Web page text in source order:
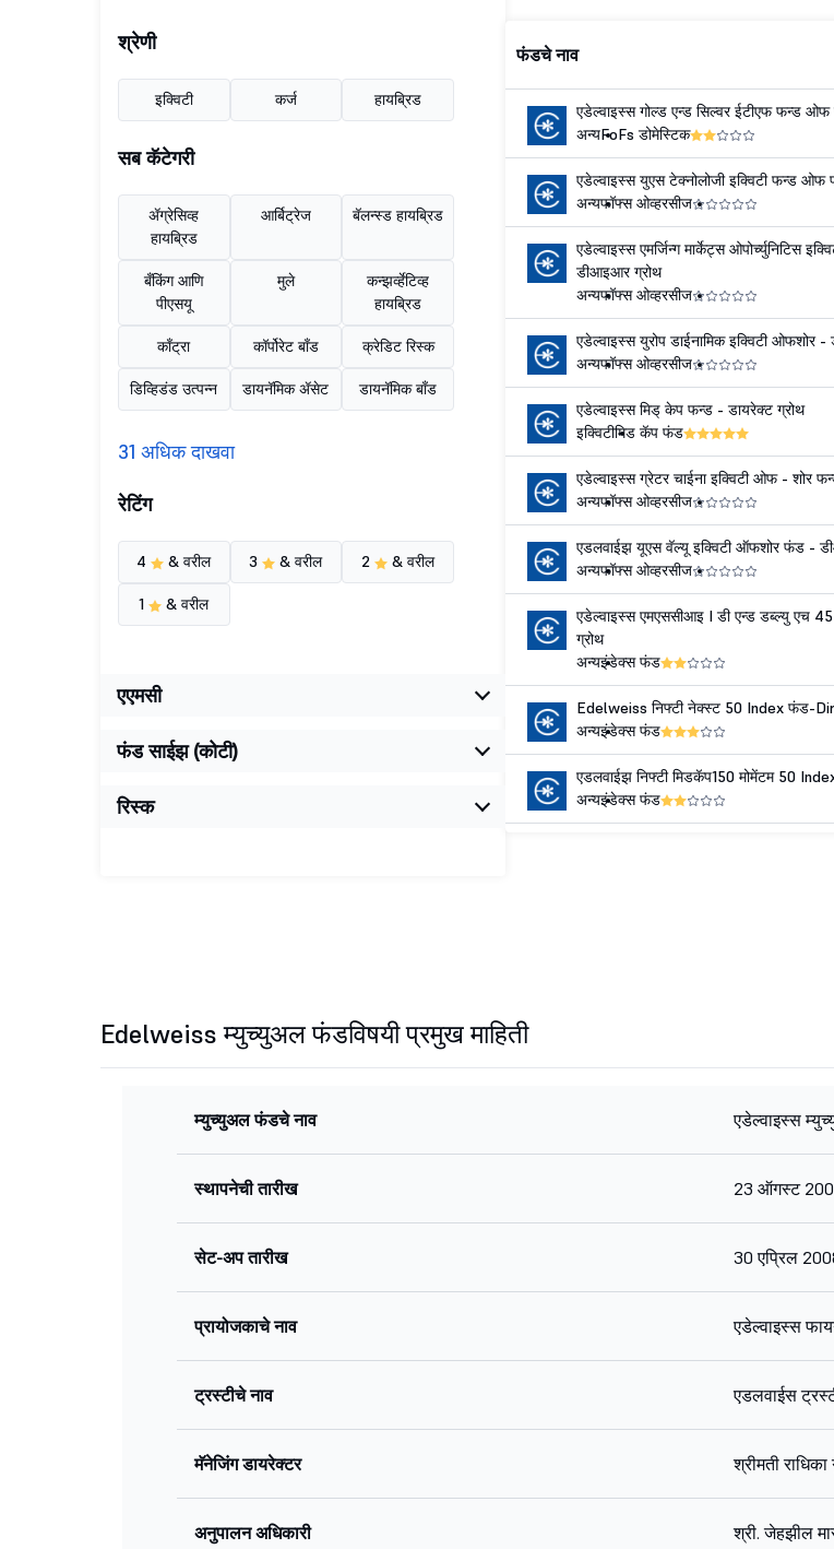
श्रेणी
इक्विटी कर्ज हायब्रिड
सब कॅटेगरी
ॲग्रेसिव्ह
हायब्रिड
आर्बिट्रेज बॅलन्स्ड हायब्रिड
बँकिंग आणि
पीएसयू
मुले
कन्झर्व्हेटिव्ह
हायब्रिड
काँट्रा कॉर्पोरेट बाँड क्रेडिट रिस्क
डिव्हिडंड उत्पन्न डायनॅमिक ॲसेट डायनॅमिक बाँड
31 अधिक दाखवा
रेटिंग
4 & वरील 3 & वरील 2 & वरील
1 & वरील
एएमसी
फंड साईझ (कोटी)
रिस्क
फंडचे नाव
एडेल्वाइस्स गोल्ड एन्ड सिल्वर ईटीएफ फन्ड
अन्यFoFs डोमेस्टिक
एडेल्वाइस्स युएस टेक्नोलोजी इक्विटी फन्ड
अन्यफॉफ्स ओव्हरसीज
एडेल्वाइस्स एमर्जिन्ग मार्केट्स ओपोर्च्युनिटिस
डीआइआर ग्रोथ
अन्यफॉफ्स ओव्हरसीज
एडेल्वाइस्स युरोप डाईनामिक इक्विटी ओफशोर
अन्यफॉफ्स ओव्हरसीज
एडेल्वाइस्स मिड् केप फन्ड - डायरेक्ट ग्रोथ
इक्विटीमिड कॅप फंड
एडेल्वाइस्स ग्रेटर चाईना इक्विटी ओफ - शोर
अन्यफॉफ्स ओव्हरसीज
एडलवाईझ यूएस वॅल्यू इक्विटी ऑफशोर फंड -
अन्यफॉफ्स ओव्हरसीज
एडेल्वाइस्स एमएससीआइ I डी एन्ड डब्ल्यु एच
ग्रोथ
अन्यइंडेक्स फंड
Edelweiss निफ्टी नेक्स्ट 50 Index फंड-Dir
अन्यइंडेक्स फंड
एडलवाईझ निफ्टी मिडकॅप150 मोमेंटम 50
अन्यइंडेक्स फंड
Edelweiss म्युच्युअल फंडविषयी प्रमुख माहिती
म्युच्युअल फंडचे नाव एडेल्वाइस्स
स्थापनेची तारीख 23 ऑगस्ट
सेट-अप तारीख 30 एप्रिल
प्रायोजकाचे नाव एडेल्वाइस्स
ट्रस्टीचे नाव एडलवाईस
मॅनेजिंग डायरेक्टर श्रीमती राधिका
अनुपालन अधिकारी श्री. जेहझील